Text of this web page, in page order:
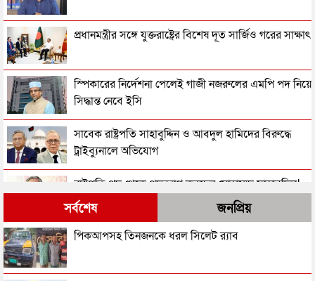
প্রধানমন্ত্রীর সঙ্গে যুক্তরাষ্ট্রের বিশেষ দূত সার্জিও গরের সাক্ষাৎ
স্পিকারের নির্দেশনা পেলেই গাজী নজরুলের এমপি পদ নিয়ে
সিদ্ধান্ত নেবে ইসি
সাবেক রাষ্ট্রপতি সাহাবুদ্দিন ও আবদুল হামিদের বিরুদ্ধে
ট্রাইব্যুনালে অভিযোগ
রাষ্ট্রপতি পদ থেকে পদত্যাগ করছেন মোহাম্মদ সাহাবুদ্দিন!
তরুণীর সাথে ভিডিও: গাজী নজরুলকে এমপি পদ ছাড়তে
সর্বশেষ জনপ্রিয়
পিকআপসহ তিনজনকে ধরল সিলেট র‌্যাব